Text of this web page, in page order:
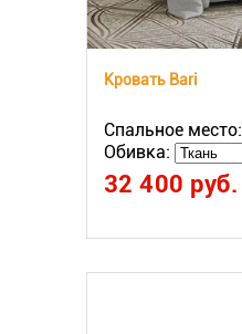
Кровать Bari
Спальное место:
Обивка:
32 400 руб.